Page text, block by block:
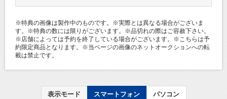
※特典の画像は製作中のものです。※実際とは異なる場合がございま
す。※特典の数には限りがございます。※品切れの際はご容赦下さい。
※店舗によっては予約を終了している場合がございます。※こちらは予
約限定商品となります。※当ページの画像のネットオークションへの転
載は禁止です。
表示モード スマートフォン パソコン